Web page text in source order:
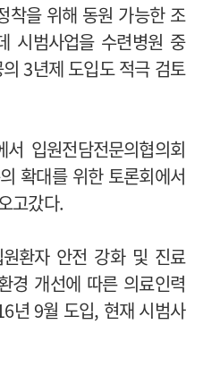
착을 위해 동원 가능한 조
시범사업을 수련병원 중
3년제 도입도 적극 검토
입원전담전문의협의회
확대를 위한 토론회에서
고갔다.
환자 안전 강화 및 진료
경 개선에 따른 의료인력
년 9월 도입, 현재 시범사